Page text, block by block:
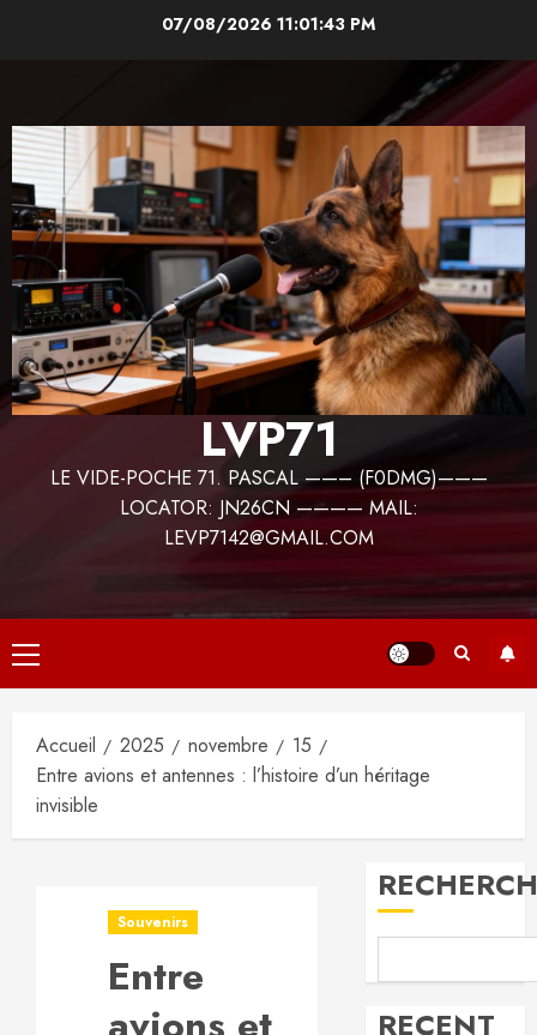
07/08/2026 11:01:44 PM
LVP71
LE VIDE-POCHE 71. PASCAL ——– (F0DMG)———
LOCATOR: JN26CN ———— MAIL:
LEVP7142@GMAIL.COM
Menu
principal
Accueil 2025 novembre
15
Entre avions et antennes : l’histoire d’un héritage
invisible
Souvenirs
Entre
RECENT